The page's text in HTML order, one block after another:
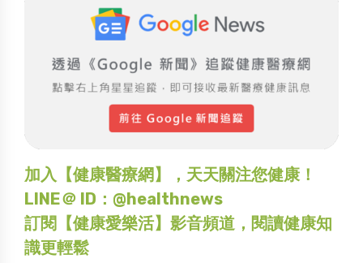
加入【健康醫療網】，天天關注您健康！
LINE＠ ID：@healthnews
訂閱【健康愛樂活】影音頻道，閱讀健康知
識更輕鬆